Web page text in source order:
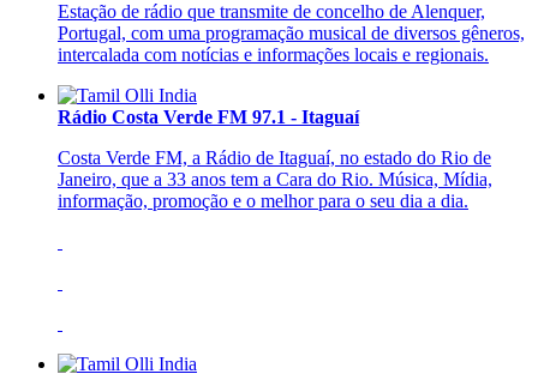
Estação de rádio que transmite de concelho de Alenquer,
Portugal, com uma programação musical de diversos gêneros,
intercalada com notícias e informações locais e regionais.
Rádio Costa Verde FM 97.1 - Itaguaí
Costa Verde FM, a Rádio de Itaguaí, no estado do Rio de
Janeiro, que a 33 anos tem a Cara do Rio. Música, Mídia,
informação, promoção e o melhor para o seu dia a dia.